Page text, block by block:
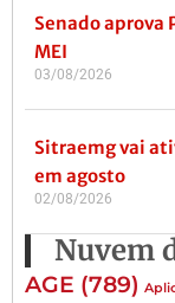
Senado aprova
MEI
03/08/2026
Sitraemg vai
em agosto
02/08/2026
Nuvem
AGE (789)